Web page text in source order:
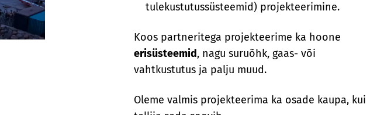
tulekustutussüsteemid) projekteerimine.
Koos partneritega projekteerime ka hoone
erisüsteemid, nagu suruõhk, gaas- või
vahtkustutus ja palju muud.
Oleme valmis projekteerima ka osade kaupa, kui